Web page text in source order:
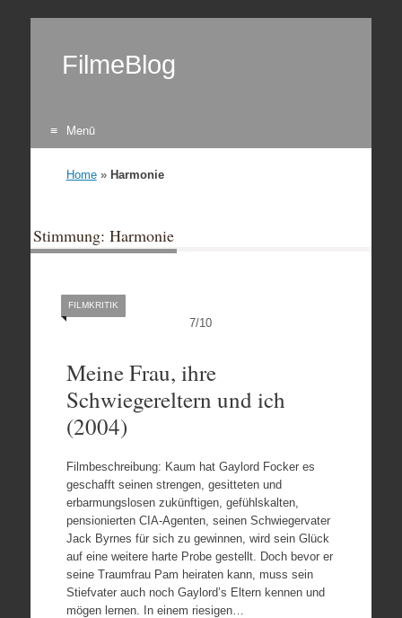
FilmeBlog
Menü
Home» Harmonie
Stimmung: Harmonie
7/10
FILMKRITIK
Meine Frau, ihre
Schwiegereltern und ich
(2004)
Filmbeschreibung: Kaum hat Gaylord Focker es
geschafft seinen strengen, gesitteten und
erbarmungslosen zukünftigen, gefühlskalten,
pensionierten CIA-Agenten, seinen Schwiegervater
Jack Byrnes für sich zu gewinnen, wird sein Glück
auf eine weitere harte Probe gestellt. Doch bevor er
seine Traumfrau Pam heiraten kann, muss sein
Stiefvater auch noch Gaylord’s Eltern kennen und
mögen lernen. In einem riesigen…